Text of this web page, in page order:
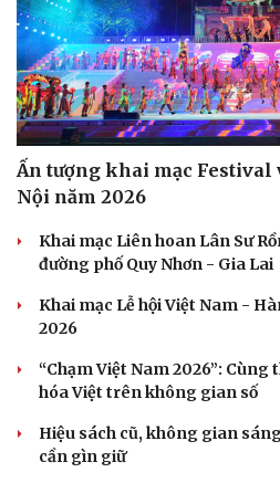
Ấn tượng khai mạc Festival
Nội năm 2026
Khai mạc Liên hoan Lân Sư
đường phố Quy Nhơn - Gia Lai
Khai mạc Lễ hội Việt Nam -
2026
“Chạm Việt Nam 2026”:
hóa Việt trên không gian số
Hiệu sách cũ, không gian
cần gìn giữ